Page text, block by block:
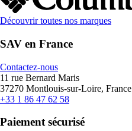
Découvrir toutes nos marques
SAV en France
Contactez-nous
11 rue Bernard Maris
37270 Montlouis-sur-Loire, France
+33 1 86 47 62 58
Paiement sécurisé